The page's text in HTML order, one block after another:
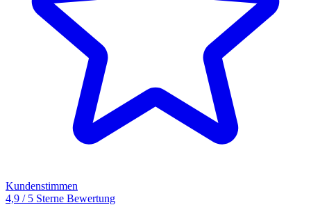
Kundenstimmen
4,9 / 5 Sterne Bewertung